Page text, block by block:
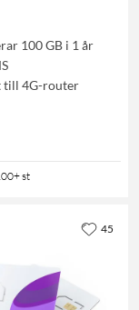
100 GB i 1 år
till 4G-router
st
45